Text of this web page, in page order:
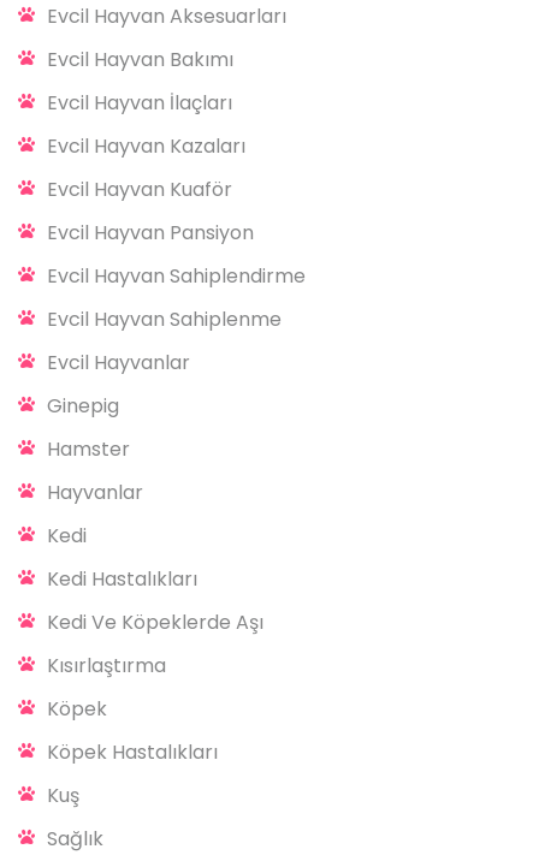
Evcil Hayvan Aksesuarları
Evcil Hayvan Bakımı
Evcil Hayvan İlaçları
Evcil Hayvan Kazaları
Evcil Hayvan Kuaför
Evcil Hayvan Pansiyon
Evcil Hayvan Sahiplendirme
Evcil Hayvan Sahiplenme
Evcil Hayvanlar
Ginepig
Hamster
Hayvanlar
Kedi
Kedi Hastalıkları
Kedi Ve Köpeklerde Aşı
Kısırlaştırma
Köpek
Köpek Hastalıkları
Kuş
Sağlık